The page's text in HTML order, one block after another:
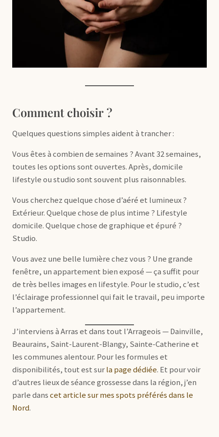
Comment choisir ?
Quelques questions simples aident à trancher :
Vous êtes à combien de semaines ? Avant 32 semaines,
toutes les options sont ouvertes. Après, domicile
lifestyle ou studio sont souvent plus raisonnables.
Vous cherchez quelque chose d’aéré et lumineux ?
Extérieur. Quelque chose de plus intime ? Lifestyle
domicile. Quelque chose de graphique et épuré ?
Studio.
Vous avez une belle lumière chez vous ? Une grande
fenêtre, un appartement bien exposé — ça suffit pour
de très belles images en lifestyle. Pour le studio, c’est
l’éclairage professionnel qui fait le travail, peu importe
l’appartement.
J’interviens à Arras et dans tout l’Arrageois — Dainville,
Beaurains, Saint-Laurent-Blangy, Sainte-Catherine et
les communes alentour. Pour les formules et
disponibilités, tout est surla page dédiée. Et pour voir
d’autres lieux de séance grossesse dans la région, j’en
parle danscet article sur mes spots préférés dans le
Nord.